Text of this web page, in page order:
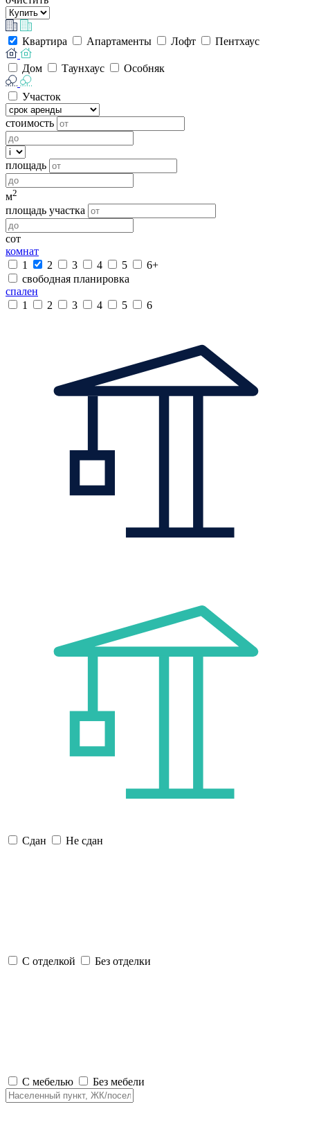
Квартира Апартаменты Лофт Пентхаус
Дом Таунхаус Особняк
Участок
стоимость
площадь
м2
площадь участка
сот
комнат
1
2 3 4 5
6+
свободная планировка
спален
1
2 3 4 5 6
Сдан Не сдан
С отделкой Без отделки
С мебелью Без мебели